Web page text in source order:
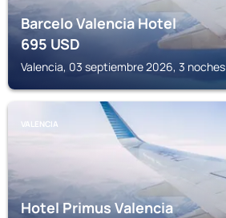
Barcelo Valencia Hotel
695USD
Valencia, 03 septiembre 2026, 3 noches
VALENCIA
Hotel Primus Valencia